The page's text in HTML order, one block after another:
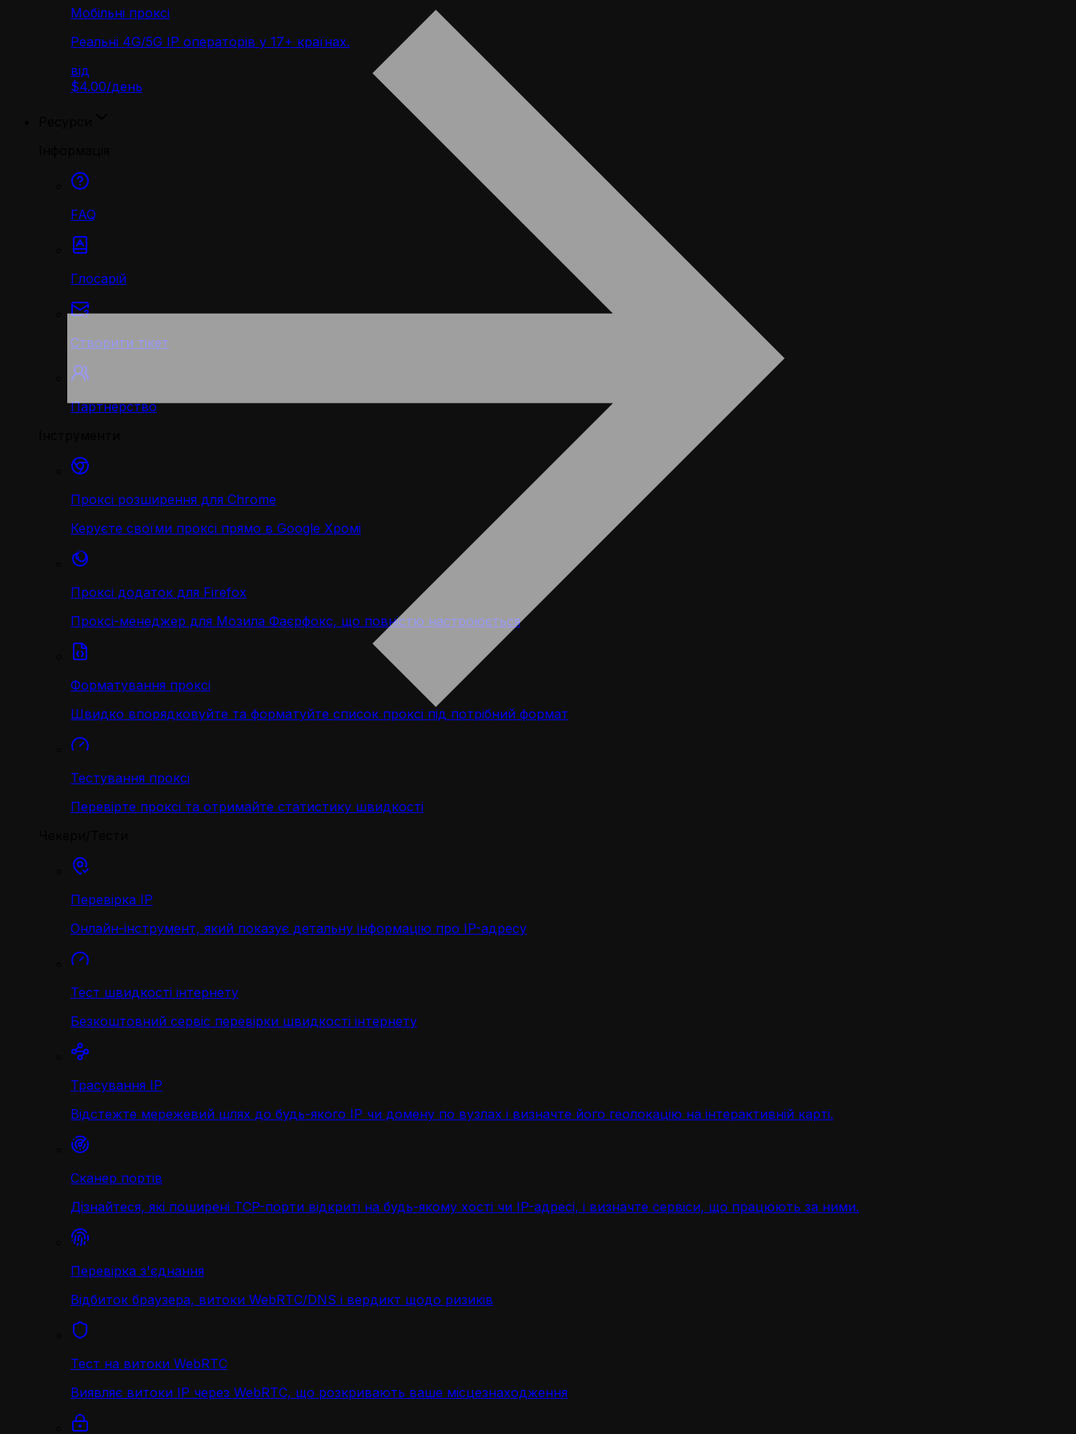
Мобільні проксі
Реальні 4G/5G IP операторів у 17+ країнах.
від
$4.00/день
FAQ
Глосарій
Створити тікет
Партнерство
Проксі розширення для Chrome
Керуєте своїми проксі прямо в Google Хромі
Проксі додаток для Firefox
Проксі-менеджер для Мозила Фаєрфокс, що повністю настроюється
Форматування проксі
Швидко впорядковуйте та форматуйте список проксі під потрібний формат
Тестування проксі
Перевірте проксі та отримайте статистику швидкості
Перевірка IP
Онлайн-інструмент, який показує детальну інформацію про IP-адресу
Тест швидкості інтернету
Безкоштовний сервіс перевірки швидкості інтернету
Трасування IP
Відстежте мережевий шлях до будь-якого IP чи домену по вузлах і визначте його геолокацію на інтерактивній карті.
Сканер портів
Дізнайтеся, які поширені TCP-порти відкриті на будь-якому хості чи IP-адресі, і визначте сервіси, що працюють за ними.
Перевірка з'єднання
Відбиток браузера, витоки WebRTC/DNS і вердикт щодо ризиків
Тест на витоки WebRTC
Виявляє витоки IP через WebRTC, що розкривають ваше місцезнаходження